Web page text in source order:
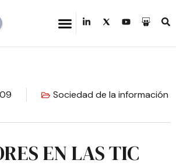
Sociedad de la información
EN LAS TIC